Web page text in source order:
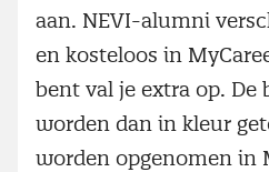
aan. NEVI-alumni
en kosteloos in
bent val je extra op. De
worden dan in kleur
worden opgenomen in